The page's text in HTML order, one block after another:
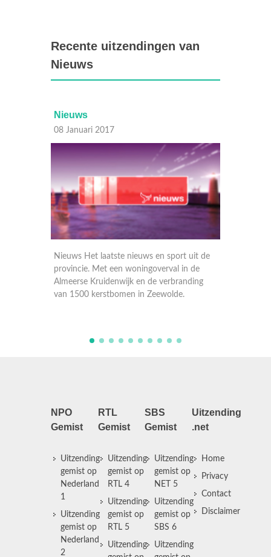
Recente uitzendingen van
Nieuws
Januari 2017
Het laatste nieuws en sport uit de
Met een woningoverval in de
Kruidenwijk en de verbranding
1500 kerstbomen in Zeewolde.
Nieuws Het laatste
provincie. Dode
Almere, ijzel treft
NPO
Gemist
Uitzending
gemist op
Nederland
1
Uitzending
gemist op
Nederland
2
RTL
Gemist
Uitzending
gemist op
RTL 4
Uitzending
gemist op
RTL 5
Uitzending
SBS
Gemist
Uitzending
gemist op
NET 5
Uitzending
gemist op
SBS 6
Uitzending
Uitzending
.net
Home
Privacy
Contact
Disclaimer